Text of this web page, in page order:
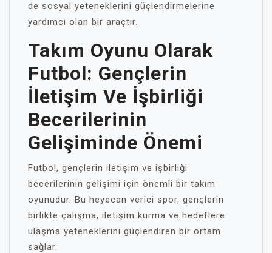
de sosyal yeteneklerini güçlendirmelerine
yardımcı olan bir araçtır.
Takım Oyunu Olarak
Futbol: Gençlerin
İletişim Ve İşbirliği
Becerilerinin
Gelişiminde Önemi
Futbol, gençlerin iletişim ve işbirliği
becerilerinin gelişimi için önemli bir takım
oyunudur. Bu heyecan verici spor, gençlerin
birlikte çalışma, iletişim kurma ve hedeflere
ulaşma yeteneklerini güçlendiren bir ortam
sağlar.